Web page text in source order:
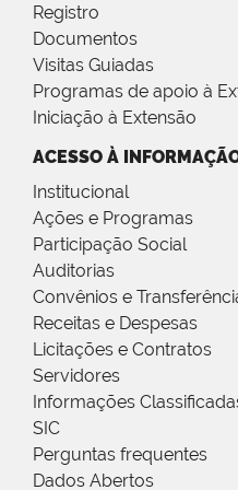
Registro
Documentos
Visitas Guiadas
Programas de apoio à
Iniciação à Extensão
ACESSO À
Institucional
Ações e Programas
Participação Social
Auditorias
Convênios e
Receitas e Despesas
Licitações e Contratos
Servidores
Informações
SIC
Perguntas frequentes
Dados Abertos